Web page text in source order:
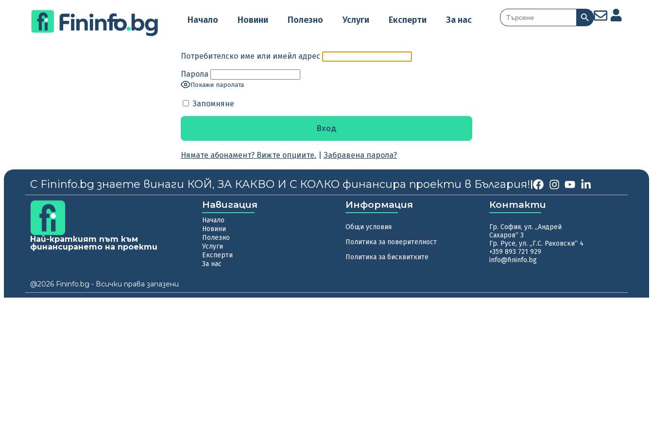
Начало Новини Полезно Услуги Експерти За нас
Search
for:
Search Button
Потребителско име или имейл адрес
Парола
Покажи паролата
Запомняне
Нямате абонамент? Вижте опциите. Забравена парола?
С Fininfo.bg знаете винаги КОЙ, ЗА КАКВО И С КОЛКО финансира проекти в България!|
Най-краткият път към
финансирането на проекти
Навигация
Начало
Новини
Полезно
Услуги
Експерти
За нас
Информация
Общи условия
Политика за поверителност
Политика за бисквитките
Контакти
Гр. София, ул. „Андрей
Сахаров“ 3
Гр. Русе, ул. „Г.С. Раковски“ 4
+359 893 721 929
info@fininfo.bg
@2026 Fininfo.bg - Всички права запазени